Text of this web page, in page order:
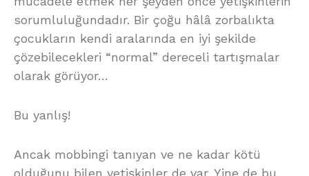
sorumluluğundadır. Bir çoğu hâlâ zorbalıkta
çocukların kendi aralarında en iyi şekilde
çözebilecekleri “normal” dereceli tartışmalar
olarak görüyor…
Bu yanlış!
Ancak mobbingi tanıyan ve ne kadar kötü